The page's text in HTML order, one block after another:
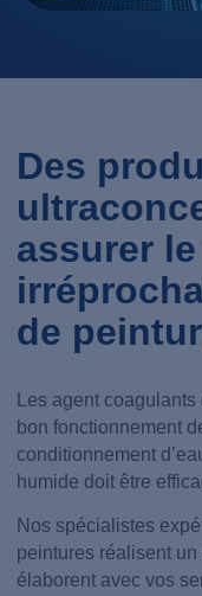
Des
assurer
de
Les agent
bon fonctionnement
conditionnement
humide doit être
Nos spécialistes
peintures réalisent
élaborent avec vos